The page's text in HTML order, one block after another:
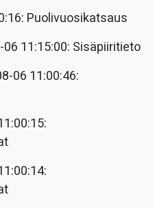
Puolivuosikatsaus
06 11:15:00: Sisäpiiritieto
06 11:00:46: